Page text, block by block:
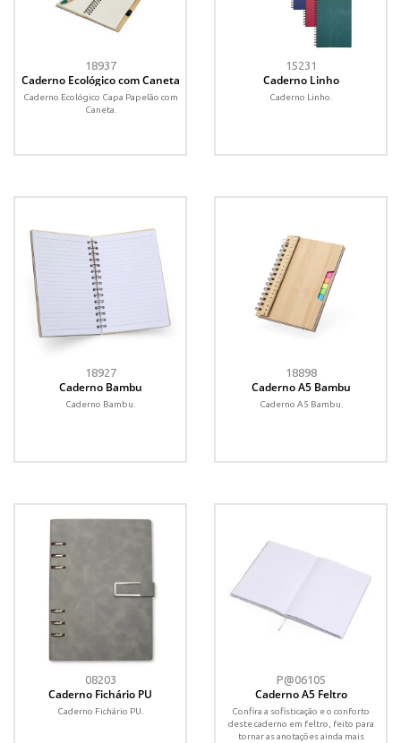
18937
Caderno Ecológico com Caneta
Caderno Ecológico Capa Papelão com
Caneta.
15231
Caderno Linho
Caderno Linho.
18927
Caderno Bambu
Caderno Bambu.
18898
Caderno A5 Bambu
Caderno A5 Bambu.
08203
Caderno Fichário PU
Caderno Fichário PU.
P@06105
Caderno A5 Feltro
Confira a sofisticação e o conforto
deste caderno em feltro, feito para
tornar as anotações ainda mais